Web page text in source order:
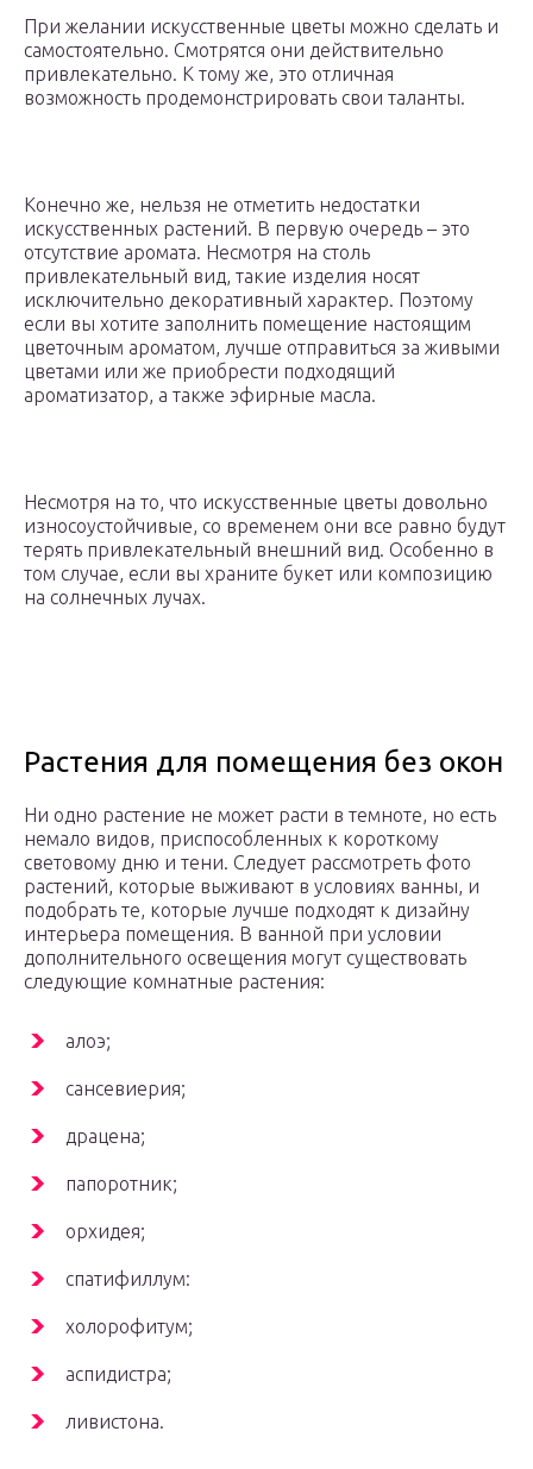
При желании искусственные цветы можно сделать и
самостоятельно. Смотрятся они действительно
привлекательно. К тому же, это отличная
возможность продемонстрировать свои таланты.
Конечно же, нельзя не отметить недостатки
искусственных растений. В первую очередь – это
отсутствие аромата. Несмотря на столь
привлекательный вид, такие изделия носят
исключительно декоративный характер. Поэтому
если вы хотите заполнить помещение настоящим
цветочным ароматом, лучше отправиться за живыми
цветами или же приобрести подходящий
ароматизатор, а также эфирные масла.
Несмотря на то, что искусственные цветы довольно
износоустойчивые, со временем они все равно будут
терять привлекательный внешний вид. Особенно в
том случае, если вы храните букет или композицию
на солнечных лучах.
Растения для помещения без окон
Ни одно растение не может расти в темноте, но есть
немало видов, приспособленных к короткому
световому дню и тени. Следует рассмотреть фото
растений, которые выживают в условиях ванны, и
подобрать те, которые лучше подходят к дизайну
интерьера помещения. В ванной при условии
дополнительного освещения могут существовать
следующие комнатные растения:
алоэ;
сансевиерия;
драцена;
папоротник;
орхидея;
спатифиллум:
холорофитум;
аспидистра;
ливистона.